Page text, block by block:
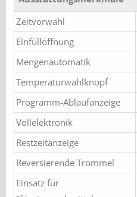
Zeitvorwahl
Einfüllöffnung
Mengenautomatik
Temperaturwahlknopf
Programm-Ablaufanzeige
Vollelektronik
Restzeitanzeige
Reversierende Trommel
Einsatz für